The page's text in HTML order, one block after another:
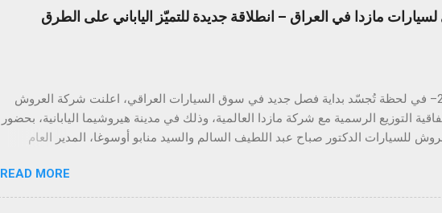
للمدفوعات ترسيخ مكانتها كأحد أكثر مزوّدي خدمات الدفع ترخيصاً والتزاماً بالامتثال
العاملة في دول الخليج. كما يؤكّد هذا الإنجاز دور تاب للمدفوعات في توحيد وتبسيط
مازدا في العراق – انطلاقة جديدة للتميّز الياباني على الطرق
هيروشيما، 22 نيسان 2025– في لحظة تُجسّد بداية فصل جديد في سوق السيارات العراقي، اعلنت شركة العروش
التوزيع الرسمية مع شركة مازدا العالمية، وذلك في مدينة هيروشيما اليابانية، بحضور
للسيارات الدكتور صباح عبد اللطيف السالم والسيد منابو أوسوغا، المدير العام
للسوق العراقي سيارات مصنّعة في اليابان، تُعرف بدقّتها الهندسية وأدائها العالي
بين الحداثة والاعتمادية، والمصمّمة خصيصاً لتناسب أجواء واحتياجات الشرق الأوسط. تبدأ
READ MORE »